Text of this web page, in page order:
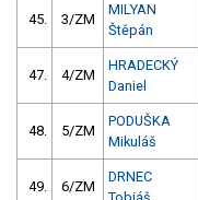
45. 3/ZM
MILYAN
Štěpán
47. 4/ZM
HRADECKÝ
Daniel
48. 5/ZM
PODUŠKA
Mikuláš
49. 6/ZM
DRNEC